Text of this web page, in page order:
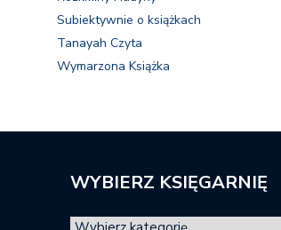
Subiektywnie o książkach
Tanayah Czyta
Wymarzona Książka
WYBIERZ KSIĘGARNIĘ